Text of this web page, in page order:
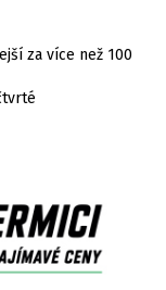
za více než 100